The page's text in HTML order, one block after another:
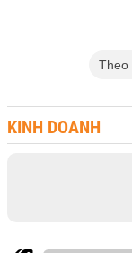
Theo
KINH DOANH